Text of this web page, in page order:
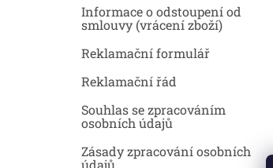
Informace o odstoupení od
smlouvy (vrácení zboží)
Reklamační formulář
Reklamační řád
Souhlas se zpracováním
osobních údajů
Zásady zpracování osobních